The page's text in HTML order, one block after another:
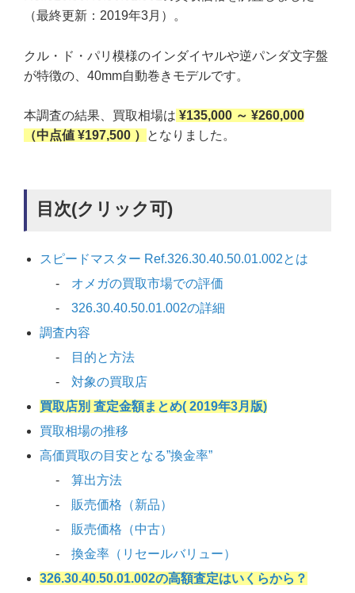
（最終更新：2019年3月）。
クル・ド・パリ模様のインダイヤルや逆パンダ文字盤
が特徴の、40mm自動巻きモデルです。
本調査の結果、買取相場は ¥135,000 ～ ¥260,000
（中点値 ¥197,500 ）
となりました。
目次(クリック可)
スピードマスター Ref.326.30.40.50.01.002とは
オメガの買取市場での評価
326.30.40.50.01.002の詳細
調査内容
目的と方法
対象の買取店
買取店別 査定金額まとめ( 2019年3月版)
買取相場の推移
高価買取の目安となる”換金率”
算出方法
販売価格（新品）
販売価格（中古）
換金率（リセールバリュー）
326.30.40.50.01.002の高額査定はいくらから？